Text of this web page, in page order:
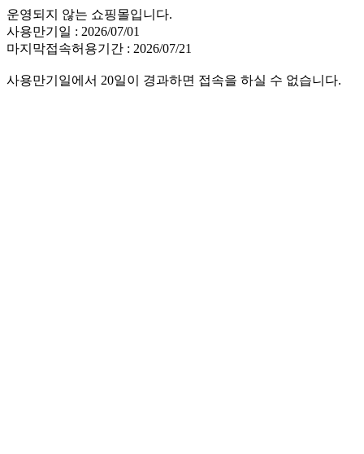
운영되지 않는 쇼핑몰입니다.
사용만기일 : 2026/07/01
마지막접속허용기간 : 2026/07/21
사용만기일에서 20일이 경과하면 접속을 하실 수 없습니다.